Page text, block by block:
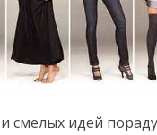
смелых идей